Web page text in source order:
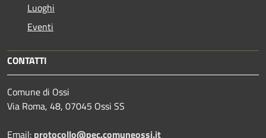
Luoghi
Eventi
CONTATTI
Comune di Ossi
Via Roma, 48, 07045 Ossi SS
Email: protocollo@pec.comuneossi.it